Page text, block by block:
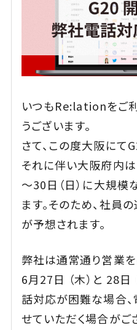
いつもRe:lationをご
うございます。
さて、この度大阪にて
それに伴い大阪府内
～30日（日）に大規
ます。そのため、社員
が予想されます。
弊社は通常通り営業を
6月27日 （木）と 28日
話対応が困難な場合
せていただく場合がご